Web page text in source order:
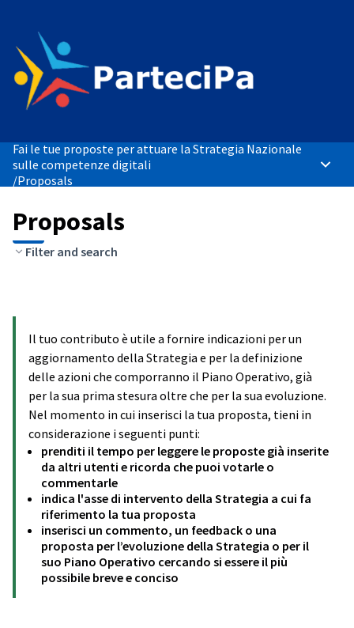
Fai le tue proposte per attuare la Strategia Nazionale
sulle competenze digitali
/Proposals
Main
Proposals
Filter and search
Il tuo contributo è utile a fornire indicazioni per un
aggiornamento della Strategia e per la definizione
delle azioni che comporranno il Piano Operativo, già
per la sua prima stesura oltre che per la sua evoluzione.
Nel momento in cui inserisci la tua proposta, tieni in
considerazione i seguenti punti:
prenditi il tempo per leggere le proposte già inserite
da altri utenti e ricorda che puoi votarle o
commentarle
indica l'asse di intervento della Strategia a cui fa
riferimento la tua proposta
inserisci un commento, un feedback o una
proposta per l’evoluzione della Strategia o per il
suo Piano Operativo cercando si essere il più
possibile breve e conciso